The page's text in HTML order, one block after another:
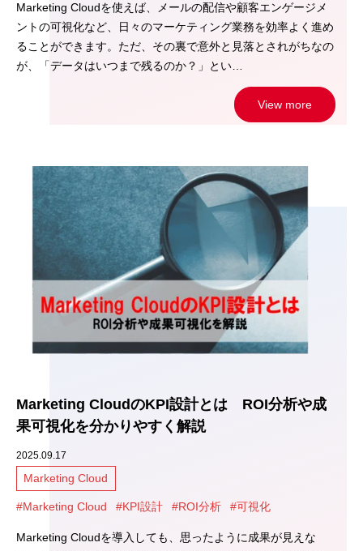
Marketing Cloudを使えば、メールの配信や顧客エンゲージメ
ントの可視化など、日々のマーケティング業務を効率よく進め
ることができます。ただ、その裏で意外と見落とされがちなの
が、「データはいつまで残るのか？」とい…
View more
Marketing CloudのKPI設計とは ROI分析や成
果可視化を分かりやすく解説
2025.09.17
Marketing Cloud
#Marketing Cloud #KPI設計 #ROI分析 #可視化
Marketing Cloudを導入しても、思ったように成果が見えな